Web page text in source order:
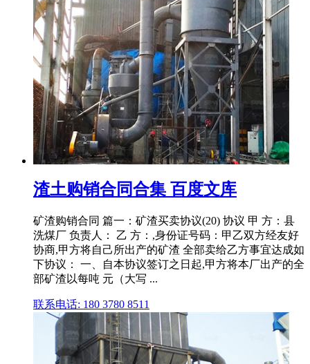
渣土购销合同合集 百度文库
矿渣购销合同 篇一：矿渣买卖协议(20) 协议 甲 方：县
洗煤厂 负责人： 乙 方：,身份证号码：甲乙双方经友好
协商,甲方将自己所出产的矿渣 全部卖给乙方事宜达成如
下协议： 一、自本协议签订之日起,甲方将本厂出产的全
部矿渣以每吨 元（大写 ...
联系电话: 180 3780 8511